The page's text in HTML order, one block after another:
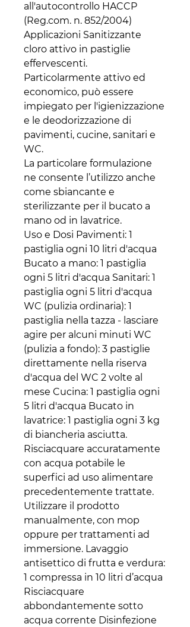
all'autocontrollo HACCP
(Reg.com. n. 852/2004)
Applicazioni Sanitizzante
cloro attivo in pastiglie
effervescenti.
Particolarmente attivo ed
economico, può essere
impiegato per l'igienizzazione
e le deodorizzazione di
pavimenti, cucine, sanitari e
WC.
La particolare formulazione
ne consente l’utilizzo anche
come sbiancante e
sterilizzante per il bucato a
mano od in lavatrice.
Uso e Dosi Pavimenti: 1
pastiglia ogni 10 litri d'acqua
Bucato a mano: 1 pastiglia
ogni 5 litri d'acqua Sanitari: 1
pastiglia ogni 5 litri d'acqua
WC (pulizia ordinaria): 1
pastiglia nella tazza - lasciare
agire per alcuni minuti WC
(pulizia a fondo): 3 pastiglie
direttamente nella riserva
d'acqua del WC 2 volte al
mese Cucina: 1 pastiglia ogni
5 litri d'acqua Bucato in
lavatrice: 1 pastiglia ogni 3 kg
di biancheria asciutta.
Risciacquare accuratamente
con acqua potabile le
superfici ad uso alimentare
precedentemente trattate.
Utilizzare il prodotto
manualmente, con mop
oppure per trattamenti ad
immersione. Lavaggio
antisettico di frutta e verdura:
1 compressa in 10 litri d’acqua
Risciacquare
abbondantemente sotto
acqua corrente Disinfezione